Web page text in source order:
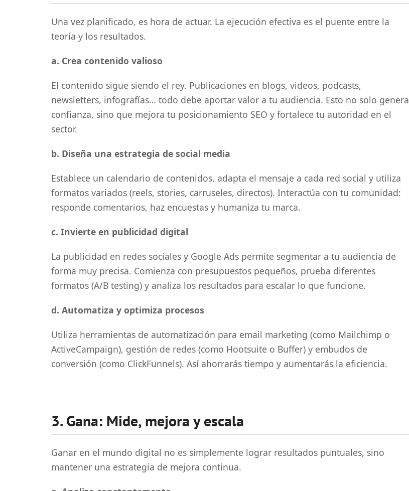
Una vez planificado, es hora de actuar. La ejecución efectiva es el puente entre la
teoría y los resultados.
a. Crea contenido valioso
El contenido sigue siendo el rey. Publicaciones en blogs, videos, podcasts,
newsletters, infografías… todo debe aportar valor a tu audiencia. Esto no solo genera
confianza, sino que mejora tu posicionamiento SEO y fortalece tu autoridad en el
sector.
b. Diseña una estrategia de social media
Establece un calendario de contenidos, adapta el mensaje a cada red social y utiliza
formatos variados (reels, stories, carruseles, directos). Interactúa con tu comunidad:
responde comentarios, haz encuestas y humaniza tu marca.
c. Invierte en publicidad digital
La publicidad en redes sociales y Google Ads permite segmentar a tu audiencia de
forma muy precisa. Comienza con presupuestos pequeños, prueba diferentes
formatos (A/B testing) y analiza los resultados para escalar lo que funcione.
d. Automatiza y optimiza procesos
Utiliza herramientas de automatización para email marketing (como Mailchimp o
ActiveCampaign), gestión de redes (como Hootsuite o Buffer) y embudos de
conversión (como ClickFunnels). Así ahorrarás tiempo y aumentarás la eficiencia.
3. Gana: Mide, mejora y escala
Ganar en el mundo digital no es simplemente lograr resultados puntuales, sino
mantener una estrategia de mejora continua.